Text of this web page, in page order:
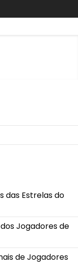
das Estrelas do
Jogadores de
de Jogadores